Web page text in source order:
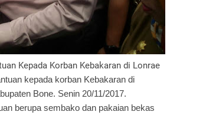
Kepada Korban Kebakaran di Lonrae
kepada korban Kebakaran di
Bone. Senin 20/11/2017.
berupa sembako dan pakaian bekas